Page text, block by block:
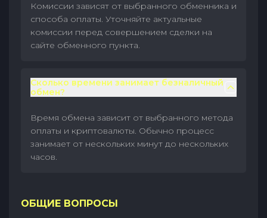
Комиссии зависят от выбранного обменника и
способа оплаты. Уточняйте актуальные
комиссии перед совершением сделки на
сайте обменного пункта.
Сколько времени занимает безналичный
обмен?
Время обмена зависит от выбранного метода
оплаты и криптовалюты. Обычно процесс
занимает от нескольких минут до нескольких
часов.
ОБЩИЕ ВОПРОСЫ